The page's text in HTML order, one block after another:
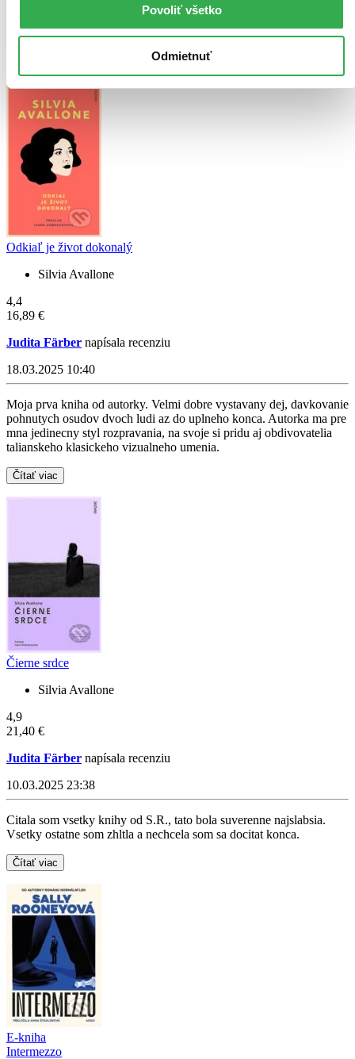
Povoliť všetko
Odmietnuť
Nastastie som tuto knihu citala az po Ciernom srdci. osudy a pribehy
bolo az gycove. Kniha je precenovana.
Odkiaľ je život dokonalý
Silvia Avallone
4,4
16,89 €
Judita Färber napísala recenziu
18.03.2025 10:40
Moja prva kniha od autorky. Velmi dobre vystavany dej, davkovanie
pohnutych osudov dvoch ludi az do uplneho konca. Autorka ma pre
mna jedinecny styl rozpravania, na svoje si pridu aj obdivovatelia
talianskeho klasickeho vizualneho umenia.
Čítať viac
Čierne srdce
Silvia Avallone
4,9
21,40 €
Judita Färber napísala recenziu
10.03.2025 23:38
Citala som vsetky knihy od S.R., tato bola suverenne najslabsia.
Vsetky ostatne som zhltla a nechcela som sa docitat konca.
Čítať viac
E-kniha
Intermezzo